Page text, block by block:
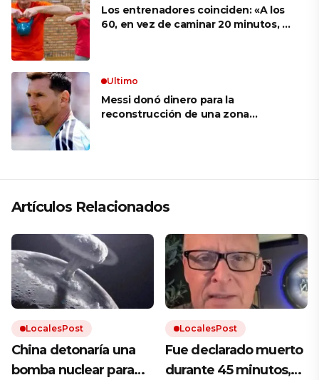
Los entrenadores coinciden: «A los
60, en vez de caminar 20 minutos, es
Ultimo
Messi donó dinero para la
reconstrucción de una zona
Artículos Relacionados
LocalesPost
China detonaría una
bomba nuclear para
LocalesPost
Fue declarado muerto
durante 45 minutos,